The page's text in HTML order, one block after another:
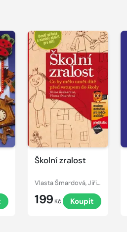
Školní zralost
Vlasta Šmardová, Jiřina Bednářová
199 Kč Koupit